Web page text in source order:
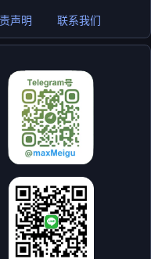
声明 联系我们